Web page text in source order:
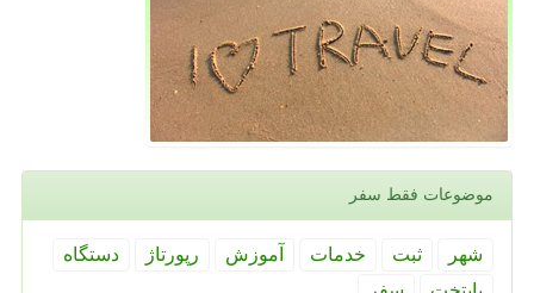
موضوعات فقط سفر
شهر ثبت خدمات آموزش رپورتاژ
دستگاه